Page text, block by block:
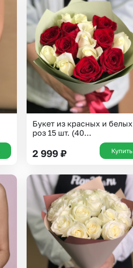
Букет из красных и белых
роз 15 шт. (40...
2 999 ₽ Купить